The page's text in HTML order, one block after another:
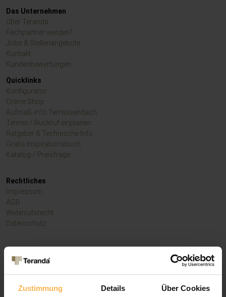
Zustimmung Details Über Cookies
Das Unternehmen
Über Teranda
Fachpartner werden?
Jobs & Stellenangebote
Kontakt
Kundenbewertungen
Quicklinks
Konfigurator
Online Shop
Aufmaß-Info Terrassendach
Termin / Rückruf einplanen
Ratgeber & Technische Info
Gratis Inspirationsbuch
Katalog-/ Preisfrage
Rechtliches
Impressum
AGB
Widerrufsrecht
Datenschutz
Informationen
Downloadbereich
Zahlungsarten